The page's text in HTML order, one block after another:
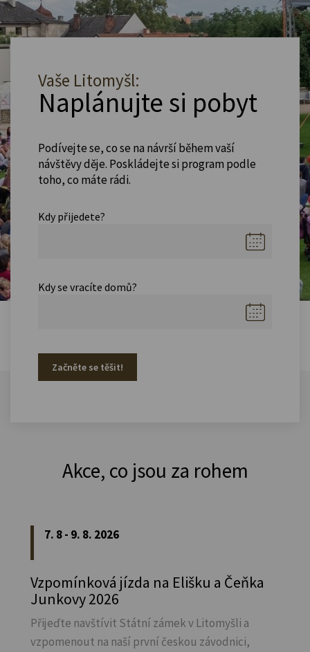
Vaše Litomyšl:
Naplánujte si pobyt
Podívejte se, co se na návrší během vaší
návštěvy děje. Poskládejte si program podle
toho, co máte rádi.
Kdy přijedete?
Kdy se vracíte domů?
Začněte se těšit!
Akce, co jsou za rohem
7. 8 - 9. 8. 2026
Vzpomínková jízda na Elišku a Čeňka
Junkovy 2026
Přijeďte navštívit Státní zámek v Litomyšli a
vzpomenout na naší první českou závodnici,